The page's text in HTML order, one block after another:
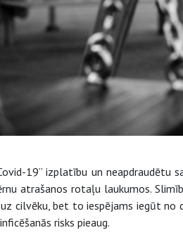
19” izplatību un neapdraudētu
atrašanos rotaļu laukumos.
cilvēku, bet to iespējams iegūt no
risks pieaug.